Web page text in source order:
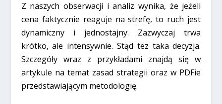
Z naszych obserwacji i analiz wynika, że jeżeli
cena faktycznie reaguje na strefę, to ruch jest
dynamiczny i jednostajny. Zazwyczaj trwa
krótko, ale intensywnie. Stąd tez taka decyzja.
Szczegóły wraz z przykładami znajdą się w
artykule na temat zasad strategii oraz w PDFie
przedstawiającym metodologię.